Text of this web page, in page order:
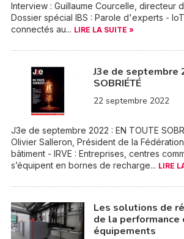
Interview : Guillaume Courcelle, directeur
Dossier spécial IBS : Parole d'experts -
connectés au... LIRE LA SUITE »
J3e de septembre
SOBRIÉTÉ
22 septembre 2022
J3e de septembre 2022 : EN TOUTE
Olivier Salleron, Président de la
bâtiment - IRVE : Entreprises, centres
s’équipent en bornes de recharge... LIRE
Les solutions de
de la
équipements